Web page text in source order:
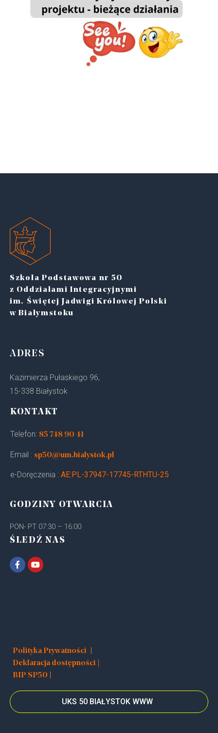
Szkoła Podstawowa nr 50
z Oddziałami Integracyjnymi
im. Świętej Jadwigi Królowej Polski
w Białymstoku
ADRES
Kazimierza Pułaskiego 96,
15-338 Białystok
KONTAKT
Telefon: 85 748 90 41
Email : sp50@um.bialystok.pl
e-Doręczenia : AE:PL-37947-17745-RTHTU-25
GODZINY OTWARCIA
PON- PT 07:30 – 16:00
ŚLEDŹ NAS
Polityka Prywatności |
Deklaracja dostępności |
BIP SP50 |
UKS 50 BIAŁYSTOK WWW